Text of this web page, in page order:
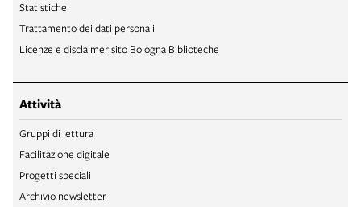
Statistiche
Trattamento dei dati personali
Licenze e disclaimer sito Bologna Biblioteche
Attività
Gruppi di lettura
Facilitazione digitale
Progetti speciali
Archivio newsletter